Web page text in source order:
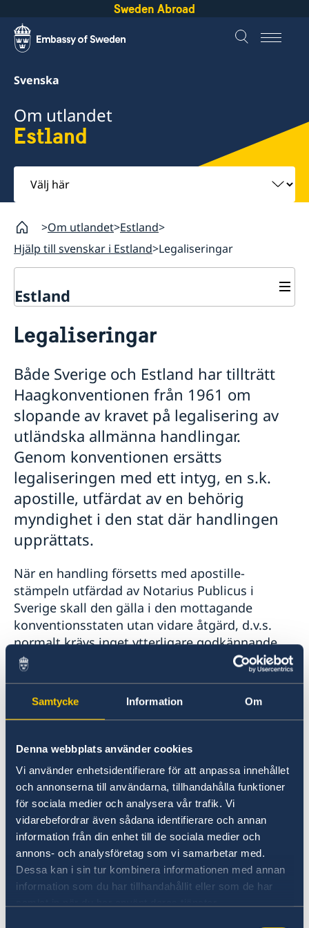
Samtycke Information Om
Denna webbplats använder cookies
Vi använder enhetsidentifierare för att anpassa innehållet
och annonserna till användarna, tillhandahålla funktioner
för sociala medier och analysera vår trafik. Vi
vidarebefordrar även sådana identifierare och annan
information från din enhet till de sociala medier och
annons- och analysföretag som vi samarbetar med.
Dessa kan i sin tur kombinera informationen med annan
information som du har tillhandahållit eller som de har
Sweden Abroad
Svenska
Om utlandet
Estland
Välj
här
Om utlandet Estland
Hjälp till svenskar i Estland Legaliseringar
Estland
Hjälp till svenskar i Estland
Akut hjälp
Larmcentraler
Juridisk hjälp i Estland
Pass och nationellt id-kort i Estland
Registrera nyfödd utomlands - samordningsnummer
och namnanmälan
Gifta sig i Estland
Legaliseringar
Reseinformation
Ambassadens reseinformation
Aktuella händelser
Allmänna säkerhetsläget
Terrorism
Naturförhållanden och katastrofer
In- och utresebestämmelser
Hälso- och sjukvård
Lokala lagar och sedvänjor
Kriminalitet och personlig säkerhet
Trafiksäkerhet
Resa i landet
Om olyckan är framme
Legaliseringar
Både Sverige och Estland har tillträtt
Haagkonventionen från 1961 om
slopande av kravet på legalisering av
utländska allmänna handlingar.
Genom konventionen ersätts
legaliseringen med ett intyg, en s.k.
apostille, utfärdat av en behörig
myndighet i den stat där handlingen
upprättats.
När en handling försetts med apostille-
stämpeln utfärdad av Notarius Publicus i
Sverige skall den gälla i den mottagande
konventionsstaten utan vidare åtgärd, d.v.s.
normalt krävs inget ytterligare godkännande
från Sveriges ambassad.
I Sverige är det endast Notarius Publicus som
har behörighet att utfärda en apostille.
län.
Att ett dokument förses med en apostille
innebär att Notarius Publicus intygar att en
namnteckning på en svensk handling är äkta, i
vilken egenskap undertecknaren har skrivit på,
samt att sigill eller stämpel som finns på
handlingen är äkta. Intyget säger alltså inget
om innehållet i handlingen.